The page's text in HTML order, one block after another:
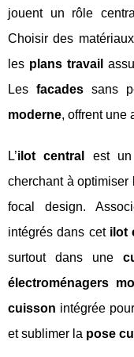
jouent un rôle
Choisir des
les plans travail
Lesfacades sans
moderne, offrent une
L’ilot central
est un
cherchant à optimiser
focal design.
intégrés dans cet ilot
surtout dans une
électroménagers
cuisson intégrée
et sublimer la pose